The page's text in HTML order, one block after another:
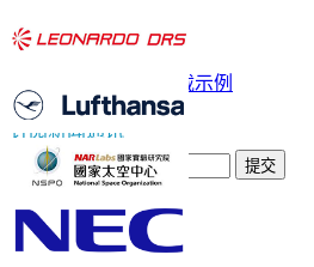
下载示例
订阅新闻通讯
提交
信任在线